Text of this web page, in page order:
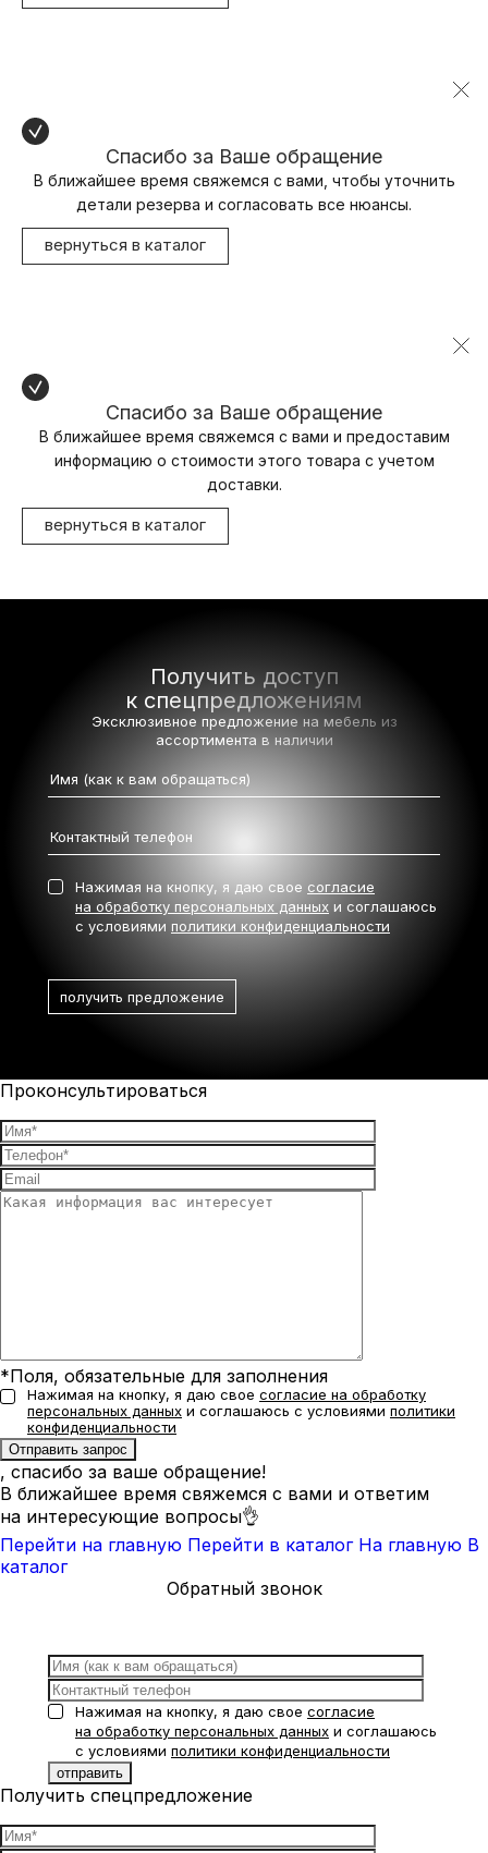
Спасибо за Ваше обращение
В ближайшее время свяжемся с вами, чтобы уточнить
детали резерва и согласовать все нюансы.
вернуться в каталог
Спасибо за Ваше обращение
В ближайшее время свяжемся с вами и предоставим
информацию о стоимости этого товара с учетом
доставки.
вернуться в каталог
Получить доступ
к спецпредложениям
Эксклюзивное предложение на мебель из
ассортимента в наличии
Нажимая на кнопку, я даю свое согласие
на обработку персональных данных и соглашаюсь
с условиями политики конфиденциальности
Проконсультироваться
*Поля, обязательные для заполнения
Нажимая на кнопку, я даю свое согласие на обработку
персональных данных и соглашаюсь с условиями политики
конфиденциальности
, спасибо за ваше обращение!
В ближайшее время свяжемся с вами и ответим
на интересующие вопросы👌
Перейти на главную Перейти в каталог На главную В
каталог
Обратный звонок
Нажимая на кнопку, я даю свое согласие
на обработку персональных данных и соглашаюсь
с условиями политики конфиденциальности
Получить спецпредложение